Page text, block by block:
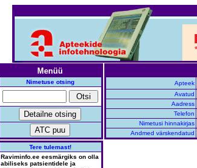
Menüü
Nimetuse otsing
Tere tulemast!
Raviminfo.ee eesmärgiks on olla
abiliseks patsientidele ja
Apteek
Avatud
Aadress
Telefon
Nimetusi hinnakirjas
Andmed värskendatud